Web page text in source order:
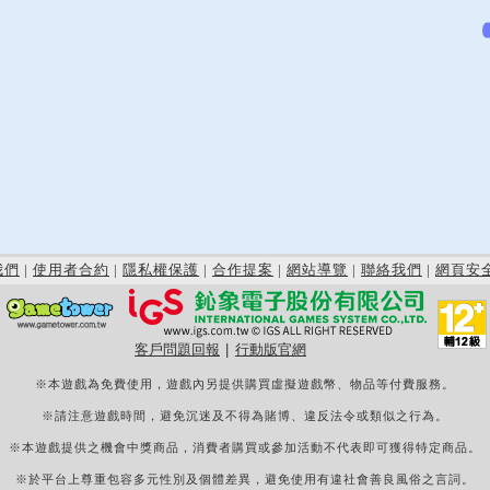
們 | 使用者合約 | 隱私權保護 | 合作提案 | 網站導覽 | 聯絡我們 | 網頁安
客戶問題回報 行動版官網
※本遊戲為免費使用，遊戲內另提供購買虛擬遊戲幣、物品等付費服務。
※請注意遊戲時間，避免沉迷及不得為賭博、違反法令或類似之行為。
※本遊戲提供之機會中獎商品，消費者購買或參加活動不代表即可獲得特定商品。
※於平台上尊重包容多元性別及個體差異，避免使用有違社會善良風俗之言詞。